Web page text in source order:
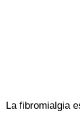
La fibromialgia